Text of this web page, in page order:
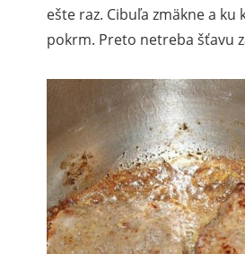
ešte raz. Cibuľa zmäkne a
pokrm. Preto netreba šťavu